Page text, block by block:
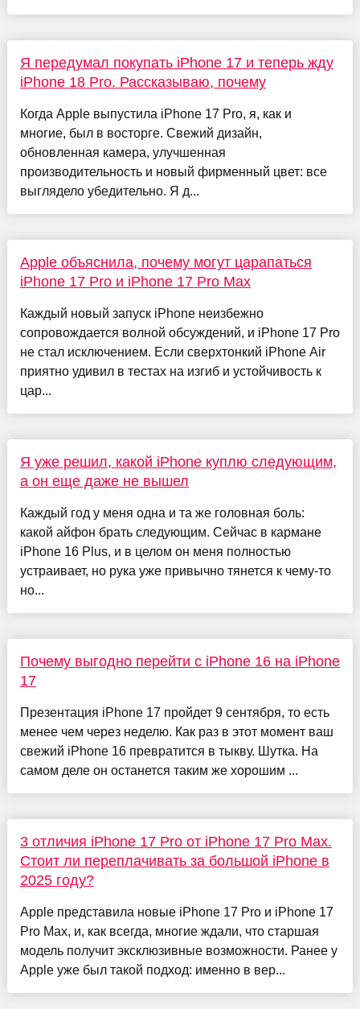
Я передумал покупать iPhone 17 и теперь жду
iPhone 18 Pro. Рассказываю, почему
Когда Apple выпустила iPhone 17 Pro, я, как и
многие, был в восторге. Свежий дизайн,
обновленная камера, улучшенная
производительность и новый фирменный цвет: все
выглядело убедительно. Я д...
Apple объяснила, почему могут царапаться
iPhone 17 Pro и iPhone 17 Pro Max
Каждый новый запуск iPhone неизбежно
сопровождается волной обсуждений, и iPhone 17 Pro
не стал исключением. Если сверхтонкий iPhone Air
приятно удивил в тестах на изгиб и устойчивость к
цар...
Я уже решил, какой iPhone куплю следующим,
а он еще даже не вышел
Каждый год у меня одна и та же головная боль:
какой айфон брать следующим. Сейчас в кармане
iPhone 16 Plus, и в целом он меня полностью
устраивает, но рука уже привычно тянется к чему-то
но...
Почему выгодно перейти с iPhone 16 на iPhone
17
Презентация iPhone 17 пройдет 9 сентября, то есть
менее чем через неделю. Как раз в этот момент ваш
свежий iPhone 16 превратится в тыкву. Шутка. На
самом деле он останется таким же хорошим ...
3 отличия iPhone 17 Pro от iPhone 17 Pro Max.
Стоит ли переплачивать за большой iPhone в
2025 году?
Apple представила новые iPhone 17 Pro и iPhone 17
Pro Max, и, как всегда, многие ждали, что старшая
модель получит эксклюзивные возможности. Ранее у
Apple уже был такой подход: именно в вер...